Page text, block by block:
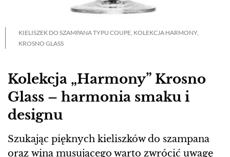
KIELISZEK DO SZAMPANA TYPU COUPE, KOLEKCJA HARMONY,
KROSNO GLASS
Kolekcja „Harmony” Krosno
Glass – harmonia smaku i
designu
Szukając pięknych kieliszków do szampana
oraz wina musującego warto zwrócić uwagę